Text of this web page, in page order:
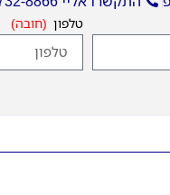
טלפון